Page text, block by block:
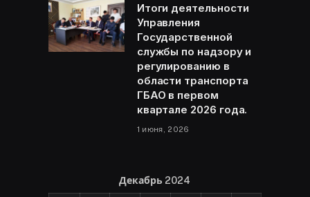
Итоги деятельности
Управления
Государственной
службы по надзору и
регулированию в
области транспорта
ГБАО в первом
квартале 2026 года.
1 июня, 2026
Декабрь 2024